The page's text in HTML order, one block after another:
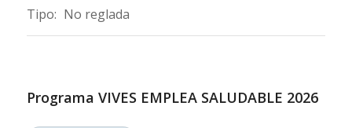
Tipo: No reglada
Programa VIVES EMPLEA SALUDABLE 2026